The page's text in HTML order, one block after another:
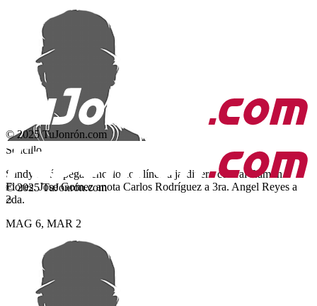
Sencillo
Sandy León pega sencillo con línea a jardinero central Ramón
Flores. Jose Gomez anota Carlos Rodríguez a 3ra. Angel Reyes a
2da.
MAG 6, MAR 2
© 2025 TuJonrón.com
© 2025 TuJonrón.com
○